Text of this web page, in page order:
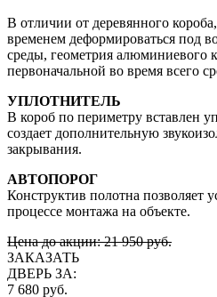
В отличии от деревянного
временем деформироваться под
среды, геометрия алюминиевого
первоначальной во время всего
УПЛОТНИТЕЛЬ
В короб по периметру вставлен
создает дополнительную
закрывания.
АВТОПОРОГ
Конструктив полотна позволяет
процессе монтажа на объекте.
Цена до акции: 21 950 руб.
ЗАКАЗАТЬ
ДВЕРЬ ЗА:
7 680 руб.